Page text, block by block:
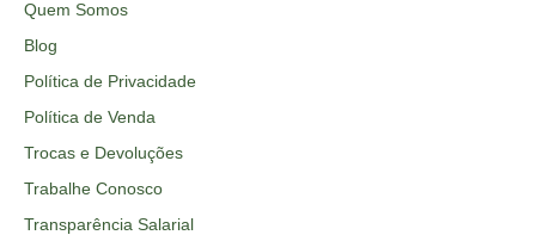
Quem Somos
Blog
Política de Privacidade
Política de Venda
Trocas e Devoluções
Trabalhe Conosco
Transparência Salarial